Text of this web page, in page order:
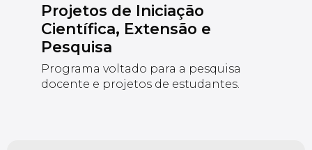
Projetos de Iniciação
Científica, Extensão e
Pesquisa
Programa voltado para a pesquisa
docente e projetos de estudantes.